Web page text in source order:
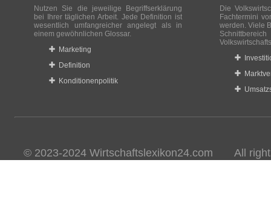
Nutzen Sie die jeweilige Begriffserklärung
bei Ihrer täglichen Arbeit. Jede Definition ist
wesentlich umfangreicher angelegt als in
einem gewöhnlichen Glossar.
Marketing
Definition
Konditionenpolitik
Die
Fachtermini
werden. Viele
© 2023-2024 Wirtschaftslexikon24.com All